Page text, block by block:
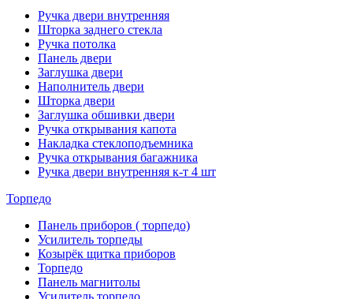
Ручка двери внутренняя
Шторка заднего стекла
Ручка потолка
Панель двери
Заглушка двери
Наполнитель двери
Шторка двери
Заглушка обшивки двери
Ручка открывания капота
Накладка стеклоподъемника
Ручка открывания багажника
Ручка двери внутренняя к-т 4 шт
Торпедо
Панель приборов ( торпедо)
Усилитель торпеды
Козырёк щитка приборов
Торпедо
Панель магнитолы
Усилитель торпедо